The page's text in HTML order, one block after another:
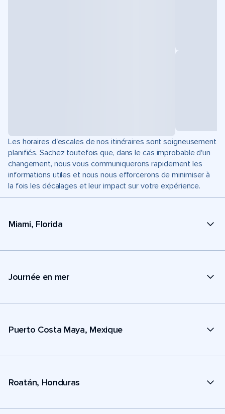
Les horaires d'escales de nos itinéraires sont soigneusement
planifiés. Sachez toutefois que, dans le cas improbable d'un
changement, nous vous communiquerons rapidement les
informations utiles et nous nous efforcerons de minimiser à
la fois les décalages et leur impact sur votre expérience.
Miami, Florida
Journée en mer
Puerto Costa Maya, Mexique
Roatán, Honduras